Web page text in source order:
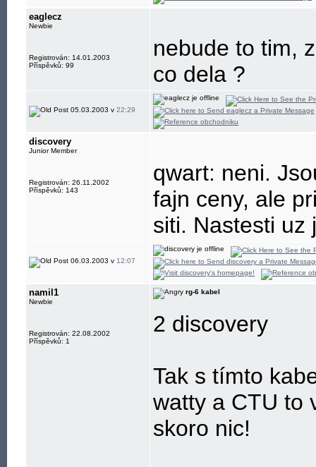
eaglecz
Newbie
Registrován: 14.01.2003
Příspěvků: 99
nebude to tim,
co dela ?
05.03.2003 v 22:29
discovery
Junior Member
Registrován: 26.11.2002
Příspěvků: 143
qwart: neni.
fajn ceny, ale
siti. Nastesti uz
06.03.2003 v 12:07
namil1
Newbie
Registrován: 22.08.2002
Příspěvků: 1
rg-6 kabel
2 discovery
Tak s tímto
watty a CTU to
skoro nic!